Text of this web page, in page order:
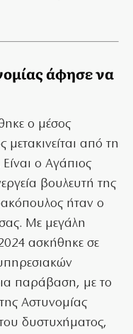
άφησε να
ο μέσος
μετακινείται από τη
ο Αγάπιος
βουλευτή της
ήταν ο
Με μεγάλη
ασκήθηκε σε
παράβαση, με το
Αστυνομίας
δυστυχήματος,